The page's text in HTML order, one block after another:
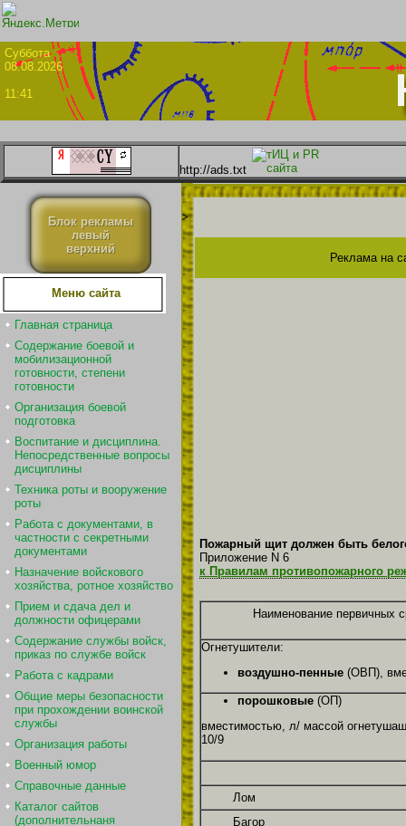
08.08.2026
11:41
http://ads.txt
Блок рекламы
левый
верхний
Меню сайта
Главная страница
Содержание боевой и
мобилизационной
готовности, степени
готовности
Организация боевой
подготовка
Воспитание и дисциплина.
Непосредственные вопросы
дисциплины
Техника роты и вооружение
роты
Работа с документами, в
частности с секретными
документами
Назначение войскового
хозяйства, ротное хозяйство
Прием и сдача дел и
должности офицерами
Содержание службы войск,
приказ по службе войск
Работа с кадрами
Общие меры безопасности
при прохождении воинской
службы
Организация работы
Военный юмор
Справочные данные
Каталог сайтов
(дополнительнаня
>
Реклама на
Пожарный щит должен быть
Приложение N 6
к Правилам противопожарного
Наименование первичных
Огнетушители:
воздушно-пенные (ОВП),
порошковые (ОП)
вместимостью, л/ массой
10/9
Лом
Багор